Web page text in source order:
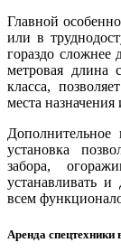
Главной
или в
гораздо сложнее
метровая длина
класса,
места назначения
Дополнительное
установка
забора,
устанавливать и
всем
Аренда спецтехники